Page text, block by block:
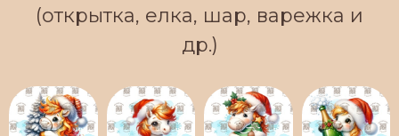
(открытка, елка, шар, варежка и
др.)